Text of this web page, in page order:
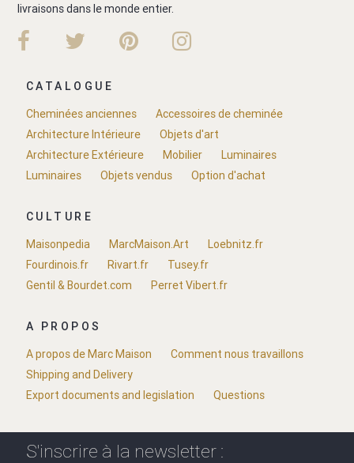
livraisons dans le monde entier.
CATALOGUE
Cheminées anciennes
Accessoires de cheminée
Architecture Intérieure
Objets d'art
Architecture Extérieure
Mobilier
Luminaires
Luminaires
Objets vendus Option d'achat
CULTURE
Maisonpedia
MarcMaison.Art
Loebnitz.fr
Fourdinois.fr
Rivart.fr
Tusey.fr
Gentil & Bourdet.com
Perret Vibert.fr
A PROPOS
A propos de Marc Maison
Comment nous travaillons
Shipping and Delivery
Export documents and legislation
Questions
S'inscrire à la newsletter :